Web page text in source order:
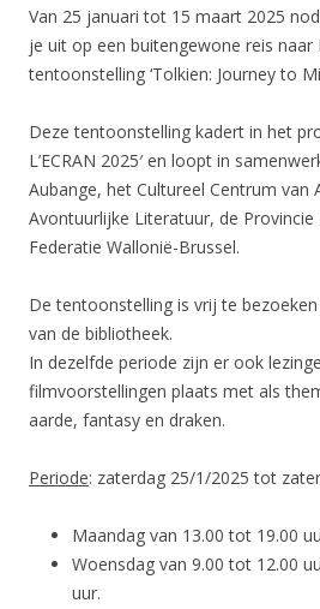
Van 25 januari tot 15 maart 2025
je uit op een buitengewone reis
tentoonstelling ‘Tolkien: Journey to
Deze tentoonstelling kadert in het
L’ECRAN 2025′ en loopt in
Aubange, het Cultureel Centrum van
Avontuurlijke Literatuur, de Provincie
Federatie Wallonië-Brussel.
De tentoonstelling is vrij te
van de bibliotheek.
In dezelfde periode zijn er ook
filmvoorstellingen plaats met als
aarde, fantasy en draken.
Periode: zaterdag 25/1/2025 tot
Maandag van 13.00 tot 19.00
Woensdag van 9.00 tot 12.00
uur.